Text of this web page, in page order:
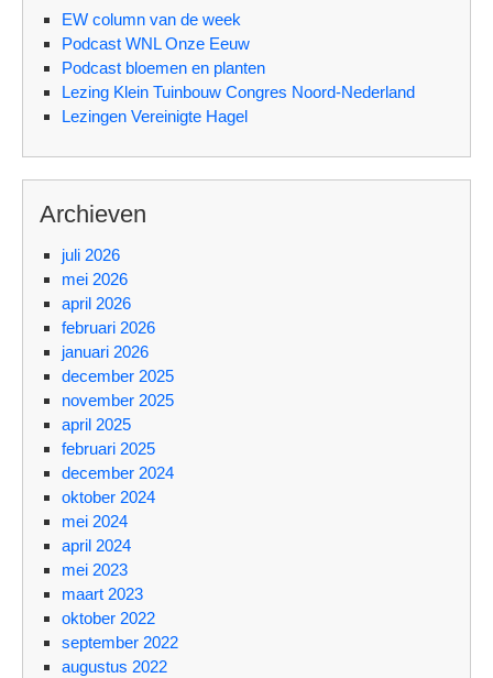
EW column van de week
Podcast WNL Onze Eeuw
Podcast bloemen en planten
Lezing Klein Tuinbouw Congres Noord-Nederland
Lezingen Vereinigte Hagel
Archieven
juli 2026
mei 2026
april 2026
februari 2026
januari 2026
december 2025
november 2025
april 2025
februari 2025
december 2024
oktober 2024
mei 2024
april 2024
mei 2023
maart 2023
oktober 2022
september 2022
augustus 2022